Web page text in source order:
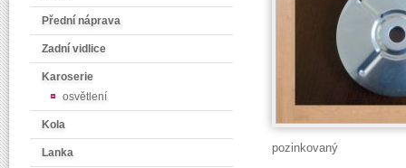
Přední náprava
Zadní vidlice
Karoserie
osvětlení
Kola
Lanka pozinkovaný